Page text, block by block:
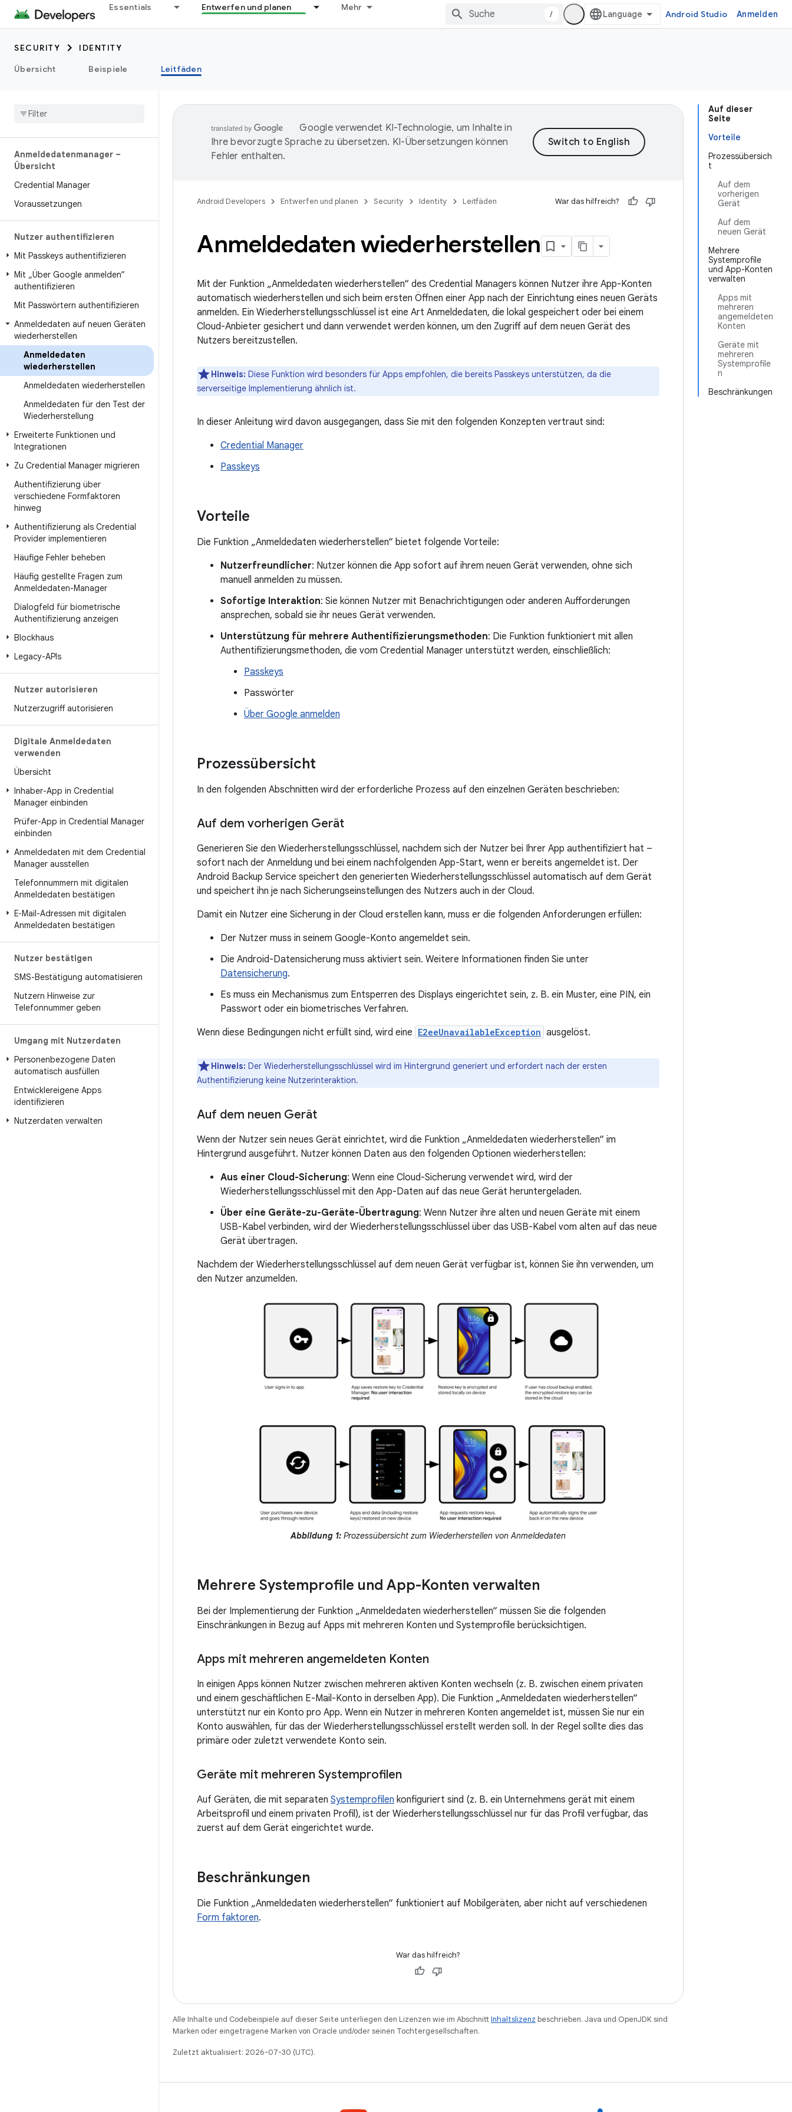
Essentials Entwerfen und planen Mehr
/ Android Studio Anmelden
SECURITY
IDENTITY
Übersicht
Beispiele Leitfäden
Anmeldedatenmanager –
Übersicht
Credential Manager
Voraussetzungen
Nutzer authentifizieren
Mit Passkeys authentifizieren
Mit „Über Google anmelden“
authentifizieren
Mit Passwörtern authentifizieren
Anmeldedaten auf neuen Geräten
wiederherstellen
Anmeldedaten
wiederherstellen
Anmeldedaten wiederherstellen
Anmeldedaten für den Test der
Wiederherstellung
Erweiterte Funktionen und
Integrationen
Zu Credential Manager migrieren
Authentifizierung über
verschiedene Formfaktoren
hinweg
Authentifizierung als Credential
Provider implementieren
Häufige Fehler beheben
Häufig gestellte Fragen zum
Anmeldedaten-Manager
Dialogfeld für biometrische
Authentifizierung anzeigen
Blockhaus
Legacy-APIs
Nutzer autorisieren
Nutzerzugriff autorisieren
Digitale Anmeldedaten
verwenden
Übersicht
Inhaber-App in Credential
Manager einbinden
Prüfer-App in Credential Manager
einbinden
Anmeldedaten mit dem Credential
Manager ausstellen
Telefonnummern mit digitalen
Anmeldedaten bestätigen
E‑Mail-Adressen mit digitalen
Anmeldedaten bestätigen
Nutzer bestätigen
SMS-Bestätigung automatisieren
Nutzern Hinweise zur
Telefonnummer geben
Umgang mit Nutzerdaten
Personenbezogene Daten
automatisch ausfüllen
Entwicklereigene Apps
identifizieren
Nutzerdaten verwalten
Auf dieser
Seite
Vorteile
Prozessübersich
t
Auf dem
vorherigen
Gerät
Auf dem
neuen Gerät
Mehrere
Systemprofile
und App-Konten
verwalten
Apps mit
mehreren
angemeldeten
Konten
Geräte mit
mehreren
Systemprofile
n
Beschränkungen
Google verwendet KI-Technologie, um Inhalte in
Ihre bevorzugte Sprache zu übersetzen. KI-Übersetzungen können
Fehler enthalten.
Android Developers Entwerfen und planen Security Identity Leitfäden War das hilfreich?
Anmeldedaten wiederherstellen
Mit der Funktion „Anmeldedaten wiederherstellen“ des Credential Managers können Nutzer ihre App-Konten
automatisch wiederherstellen und sich beim ersten Öffnen einer App nach der Einrichtung eines neuen Geräts
anmelden. Ein Wiederherstellungsschlüssel ist eine Art Anmeldedaten, die lokal gespeichert oder bei einem
Cloud-Anbieter gesichert und dann verwendet werden können, um den Zugriff auf dem neuen Gerät des
Nutzers bereitzustellen.
Hinweis: Diese Funktion wird besonders für Apps empfohlen, die bereits Passkeys unterstützen, da die
serverseitige Implementierung ähnlich ist.
In dieser Anleitung wird davon ausgegangen, dass Sie mit den folgenden Konzepten vertraut sind:
Credential Manager
Passkeys
Vorteile
Die Funktion „Anmeldedaten wiederherstellen“ bietet folgende Vorteile:
Nutzerfreundlicher: Nutzer können die App sofort auf ihrem neuen Gerät verwenden, ohne sich
manuell anmelden zu müssen.
Sofortige Interaktion: Sie können Nutzer mit Benachrichtigungen oder anderen Aufforderungen
ansprechen, sobald sie ihr neues Gerät verwenden.
Unterstützung für mehrere Authentifizierungsmethoden: Die Funktion funktioniert mit allen
Authentifizierungsmethoden, die vom Credential Manager unterstützt werden, einschließlich:
Passkeys
Passwörter
Über Google anmelden
Prozessübersicht
In den folgenden Abschnitten wird der erforderliche Prozess auf den einzelnen Geräten beschrieben:
Auf dem vorherigen Gerät
Generieren Sie den Wiederherstellungsschlüssel, nachdem sich der Nutzer bei Ihrer App authentifiziert hat –
sofort nach der Anmeldung und bei einem nachfolgenden App-Start, wenn er bereits angemeldet ist. Der
Android Backup Service speichert den generierten Wiederherstellungsschlüssel automatisch auf dem Gerät
und speichert ihn je nach Sicherungseinstellungen des Nutzers auch in der Cloud.
Damit ein Nutzer eine Sicherung in der Cloud erstellen kann, muss er die folgenden Anforderungen erfüllen:
Der Nutzer muss in seinem Google-Konto angemeldet sein.
Die Android-Datensicherung muss aktiviert sein. Weitere Informationen finden Sie unter
Datensicherung.
Es muss ein Mechanismus zum Entsperren des Displays eingerichtet sein, z. B. ein Muster, eine PIN, ein
Passwort oder ein biometrisches Verfahren.
Wenn diese Bedingungen nicht erfüllt sind, wird eine E2eeUnavailableException ausgelöst.
Hinweis: Der Wiederherstellungsschlüssel wird im Hintergrund generiert und erfordert nach der ersten
Authentifizierung keine Nutzerinteraktion.
Auf dem neuen Gerät
Wenn der Nutzer sein neues Gerät einrichtet, wird die Funktion „Anmeldedaten wiederherstellen“ im
Hintergrund ausgeführt. Nutzer können Daten aus den folgenden Optionen wiederherstellen:
Aus einer Cloud-Sicherung: Wenn eine Cloud-Sicherung verwendet wird, wird der
Wiederherstellungsschlüssel mit den App-Daten auf das neue Gerät heruntergeladen.
Über eine Geräte-zu-Geräte-Übertragung: Wenn Nutzer ihre alten und neuen Geräte mit einem
USB-Kabel verbinden, wird der Wiederherstellungsschlüssel über das USB-Kabel vom alten auf das neue
Gerät übertragen.
Nachdem der Wiederherstellungsschlüssel auf dem neuen Gerät verfügbar ist, können Sie ihn verwenden, um
den Nutzer anzumelden.
Abbildung 1: Prozessübersicht zum Wiederherstellen von Anmeldedaten
Mehrere Systemprofile und App-Konten verwalten
Bei der Implementierung der Funktion „Anmeldedaten wiederherstellen“ müssen Sie die folgenden
Einschränkungen in Bezug auf Apps mit mehreren Konten und Systemprofile berücksichtigen.
Apps mit mehreren angemeldeten Konten
In einigen Apps können Nutzer zwischen mehreren aktiven Konten wechseln (z. B. zwischen einem privaten
und einem geschäftlichen E-Mail-Konto in derselben App). Die Funktion „Anmeldedaten wiederherstellen“
unterstützt nur ein Konto pro App. Wenn ein Nutzer in mehreren Konten angemeldet ist, müssen Sie nur ein
Konto auswählen, für das der Wiederherstellungsschlüssel erstellt werden soll. In der Regel sollte dies das
primäre oder zuletzt verwendete Konto sein.
Geräte mit mehreren Systemprofilen
Auf Geräten, die mit separaten Systemprofilen konfiguriert sind (z. B. ein Unternehmens gerät mit einem
Arbeitsprofil und einem privaten Profil), ist der Wiederherstellungsschlüssel nur für das Profil verfügbar, das
zuerst auf dem Gerät eingerichtet wurde.
Beschränkungen
Die Funktion „Anmeldedaten wiederherstellen“ funktioniert auf Mobilgeräten, aber nicht auf verschiedenen
Form faktoren.
War das hilfreich?
Alle Inhalte und Codebeispiele auf dieser Seite unterliegen den Lizenzen wie im AbschnittInhaltslizenz beschrieben. Java und OpenJDK sind
Marken oder eingetragene Marken von Oracle und/oder seinen Tochtergesellschaften.
Zuletzt aktualisiert: 2026-07-30 (UTC).